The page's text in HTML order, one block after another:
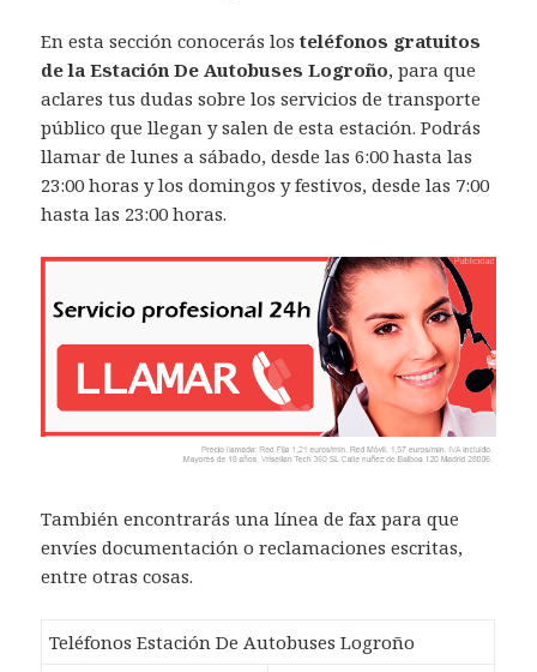
En esta sección conocerás losteléfonos gratuitos
de la Estación De Autobuses Logroño, para que
aclares tus dudas sobre los servicios de transporte
público que llegan y salen de esta estación. Podrás
llamar de lunes a sábado, desde las 6:00 hasta las
23:00 horas y los domingos y festivos, desde las 7:00
hasta las 23:00 horas.
También encontrarás una línea de fax para que
envíes documentación o reclamaciones escritas,
entre otras cosas.
Teléfonos Estación De Autobuses Logroño